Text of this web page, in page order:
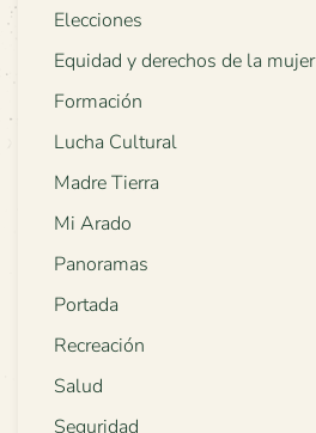
Elecciones
Equidad y derechos de la mujer
Formación
Lucha Cultural
Madre Tierra
Mi Arado
Panoramas
Portada
Recreación
Salud
Seguridad